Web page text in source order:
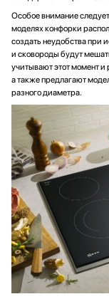
Особое внимание
моделях конфорки
создать неудобства при
и сковороды будут
учитывают этот момент и
а также предлагают
разного диаметра.